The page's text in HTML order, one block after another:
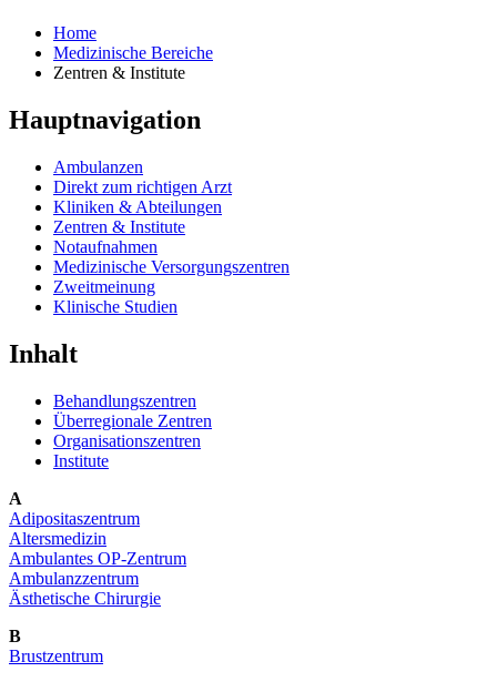
Home
Medizinische Bereiche
Zentren & Institute
Hauptnavigation
Ambulanzen
Direkt zum richtigen Arzt
Kliniken & Abteilungen
Zentren & Institute
Notaufnahmen
Medizinische Versorgungszentren
Zweitmeinung
Klinische Studien
Inhalt
Behandlungszentren
Überregionale Zentren
Organisationszentren
Institute
A
Adipositaszentrum
Altersmedizin
Ambulantes OP-Zentrum
Ambulanzzentrum
Ästhetische Chirurgie
B
Brustzentrum